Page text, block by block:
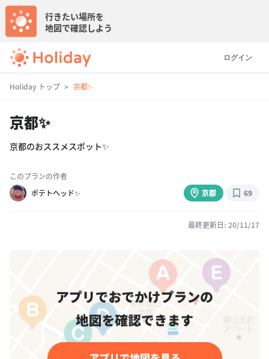
ログイン
行きたい場所を
地図で確認しよう
Holiday トップ 京都✨
京都✨
京都のおススメスポット✨
このプランの作者
ポテトヘッド✨
京都 69
最終更新日: 20/11/17